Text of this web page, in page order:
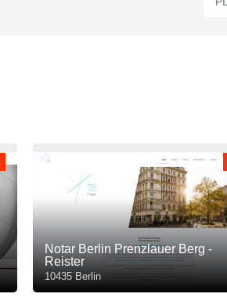
Notar Berlin Prenzlauer Berg -
Reister
10435 Berlin